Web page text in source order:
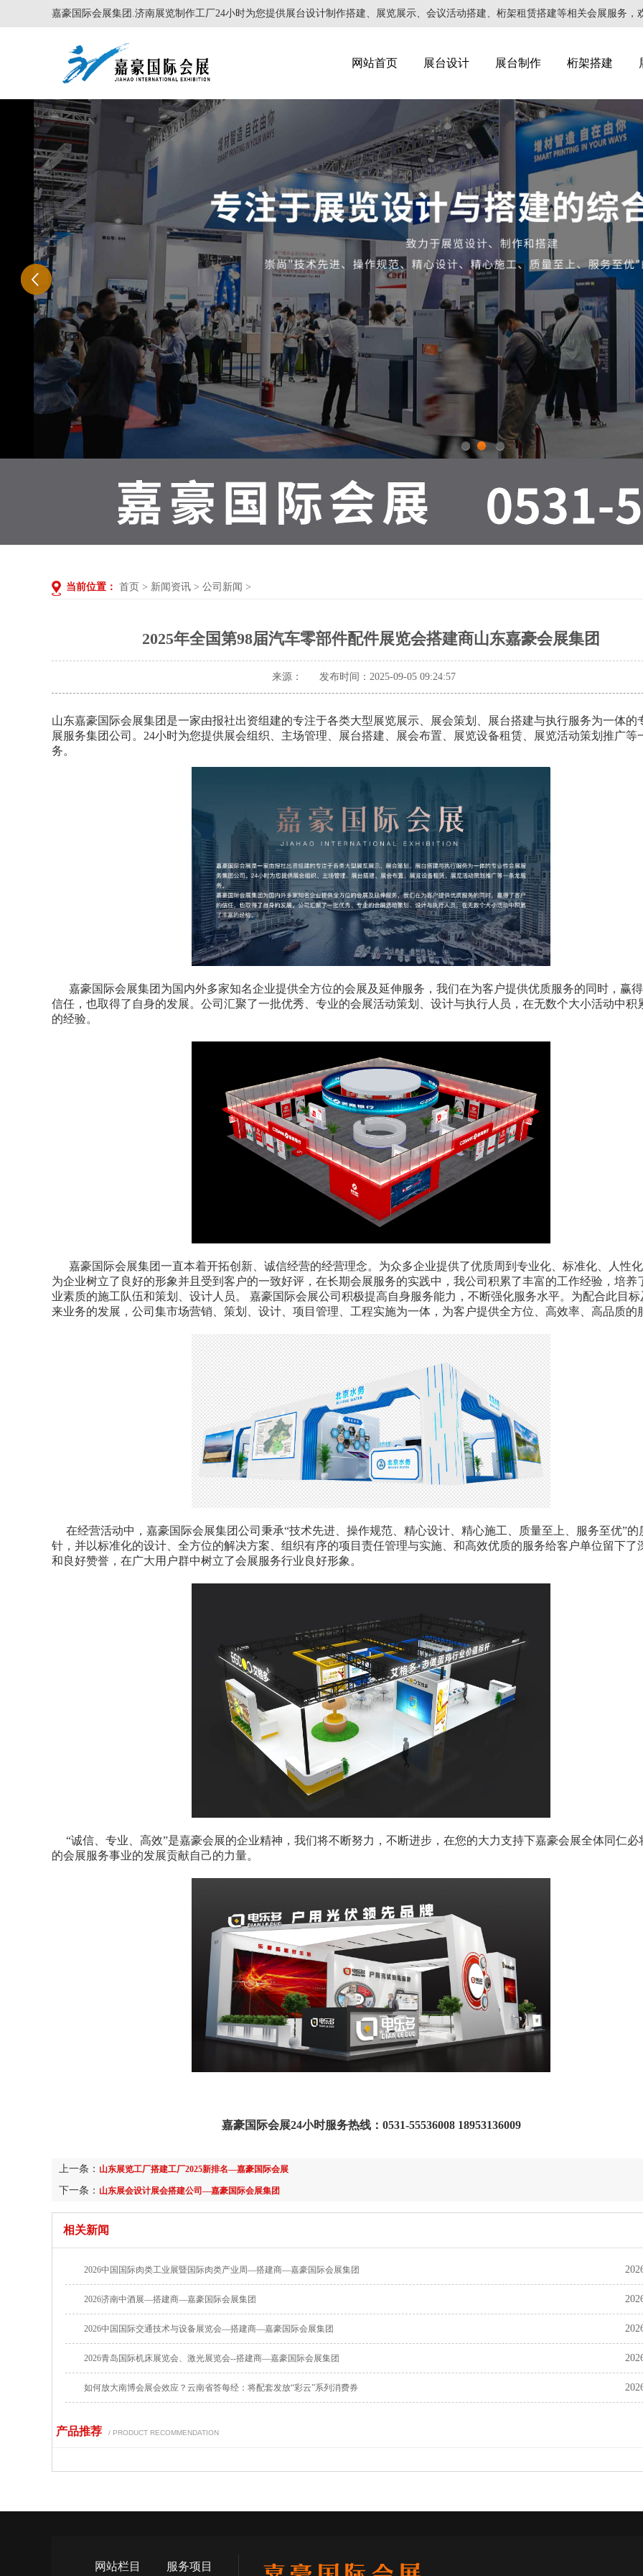
嘉豪国际会展集团.济南展览制作工厂24小时为您提供展台设计制作搭建、展览展示、会议活动搭建、桁架租赁搭建等相关会展服务，
网站首页 展台设计 展台制作 桁架搭建
1
当前位置： 首页 > 新闻资讯 > 公司新闻 >
2025年全国第98届汽车零部件配件展览会搭建商山东嘉豪会展集团
来源： 发布时间：2025-09-05 09:24:57
山东嘉豪国际会展集团是一家由报社出资组建的专注于各类大型展览展示、展会策划、展台搭建与执行服务为一体的
展服务集团公司。24小时为您提供展会组织、主场管理、展台搭建、展会布置、展览设备租赁、展览活动策划推广等
务。
嘉豪国际会展集团为国内外多家知名企业提供全方位的会展及延伸服务，我们在为客户提供优质服务的同时，赢
信任，也取得了自身的发展。公司汇聚了一批优秀、专业的会展活动策划、设计与执行人员，在无数个大小活动中积
的经验。
嘉豪国际会展集团一直本着开拓创新、诚信经营的经营理念。为众多企业提供了优质周到专业化、标准化、人性
为企业树立了良好的形象并且受到客户的一致好评，在长期会展服务的实践中，我公司积累了丰富的工作经验，培养
业素质的施工队伍和策划、设计人员。 嘉豪国际会展公司积极提高自身服务能力，不断强化服务水平。为配合此目
来业务的发展，公司集市场营销、策划、设计、项目管理、工程实施为一体，为客户提供全方位、高效率、高品质的
在经营活动中，嘉豪国际会展集团公司秉承“技术先进、操作规范、精心设计、精心施工、质量至上、服务至优”的
针，并以标准化的设计、全方位的解决方案、组织有序的项目责任管理与实施、和高效优质的服务给客户单位留下了
和良好赞誉，在广大用户群中树立了会展服务行业良好形象。
“诚信、专业、高效”是嘉豪会展的企业精神，我们将不断努力，不断进步，在您的大力支持下嘉豪会展全体同仁必
的会展服务事业的发展贡献自己的力量。
嘉豪国际会展24小时服务热线：0531-55536008 18953136009
上一条： 山东展览工厂搭建工厂2025新排名—嘉豪国际会展
下一条： 山东展会设计展会搭建公司—嘉豪国际会展集团
相关新闻
2026中国国际肉类工业展暨国际肉类产业周—搭建商—嘉豪国际会展集团
2026济南中酒展—搭建商—嘉豪国际会展集团
2026中国国际交通技术与设备展览会—搭建商—嘉豪国际会展集团
2026青岛国际机床展览会、激光展览会--搭建商—嘉豪国际会展集团
如何放大南博会展会效应？云南省答每经：将配套发放“彩云”系列消费券
产品推荐 / PRODUCT RECOMMENDATION
网站栏目 服务项目